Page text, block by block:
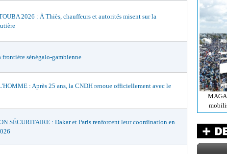
2026 : À Thiès, chauffeurs et autorités misent sur la
frontière sénégalo-gambienne
: Après 25 ans, la CNDH renoue officiellement avec le
SÉCURITAIRE : Dakar et Paris renforcent leur coordination en